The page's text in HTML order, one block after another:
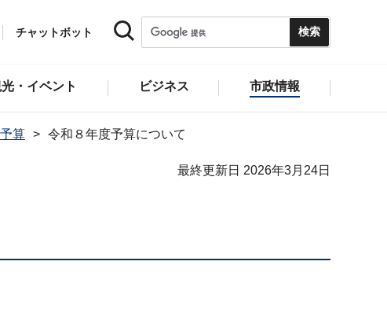
チャットボット
・イベント ビジネス 市政情報
算 令和８年度予算について
最終更新日 2026年3月24日